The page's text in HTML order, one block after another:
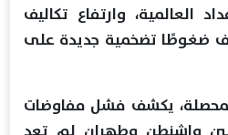
العالمية، وارتفاع تكاليف
ضغوطًا تضخمية جديدة على
يكشف فشل مفاوضات
بين واشنطن وطهران لم تعد